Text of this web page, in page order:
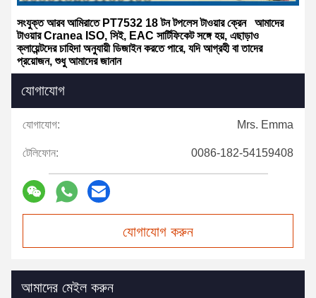
সংযুক্ত আরব আমিরাতে PT7532 18 টন টপলেস টাওয়ার ক্রেন
আমাদের
টাওয়ার Cranea ISO, সিই, EAC সার্টিফিকেট সঙ্গে হয়, এছাড়াও
ক্লায়েন্টদের চাহিদা অনুযায়ী ডিজাইন করতে পারে, যদি আগ্রহী বা তাদের
প্রয়োজন, শুধু আমাদের জানান
যোগাযোগ
যোগাযোগ: Mrs. Emma
টেলিফোন: 0086-182-54159408
যোগাযোগ করুন
আমাদের মেইল করুন